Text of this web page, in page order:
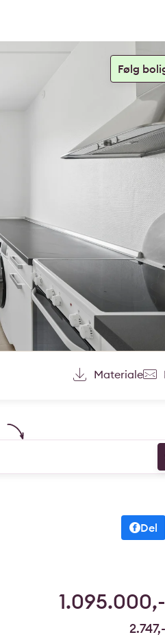
Materiale
Del
1.095.000,-
2.747,-